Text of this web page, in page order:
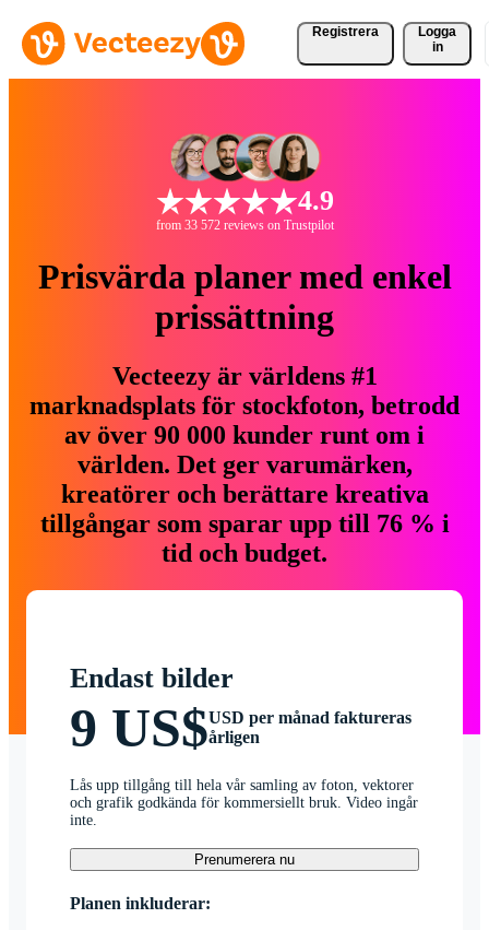
Registrera
Logga
in
4.9
from 33 572 reviews on Trustpilot
Prisvärda planer med enkel
prissättning
Vecteezy är världens #1
marknadsplats för stockfoton, betrodd
av över 90 000 kunder runt om i
världen. Det ger varumärken,
kreatörer och berättare kreativa
tillgångar som sparar upp till 76 % i
tid och budget.
Endast bilder
9 US$USD per månad faktureras
årligen
Lås upp tillgång till hela vår samling av foton, vektorer
och grafik godkända för kommersiellt bruk. Video ingår
inte.
Prenumerera nu
Planen inkluderar: